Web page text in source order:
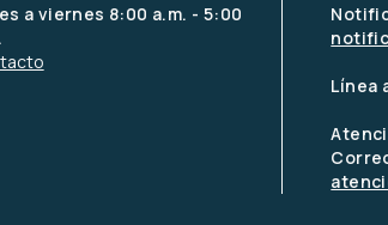
a viernes 8:00 a.m. - 5:00
Línea